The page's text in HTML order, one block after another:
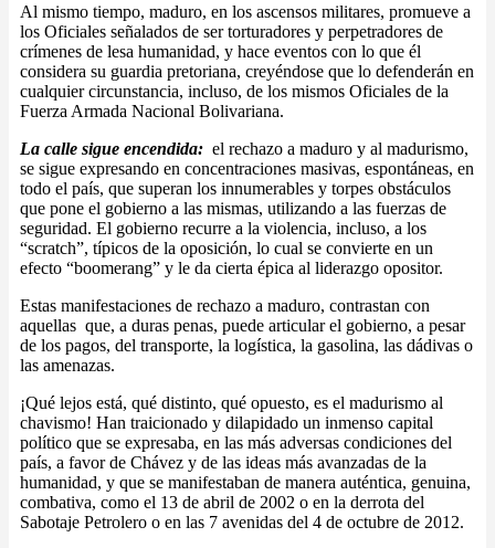
Al mismo tiempo, maduro, en los ascensos militares, promueve a
los Oficiales señalados de ser torturadores y perpetradores de
crímenes de lesa humanidad, y hace eventos con lo que él
considera su guardia pretoriana, creyéndose que lo defenderán en
cualquier circunstancia, incluso, de los mismos Oficiales de la
Fuerza Armada Nacional Bolivariana.
La calle sigue encendida: el rechazo a maduro y al madurismo,
se sigue expresando en concentraciones masivas, espontáneas, en
todo el país, que superan los innumerables y torpes obstáculos
que pone el gobierno a las mismas, utilizando a las fuerzas de
seguridad. El gobierno recurre a la violencia, incluso, a los
“scratch”, típicos de la oposición, lo cual se convierte en un
efecto “boomerang” y le da cierta épica al liderazgo opositor.
Estas manifestaciones de rechazo a maduro, contrastan con
aquellas que, a duras penas, puede articular el gobierno, a pesar
de los pagos, del transporte, la logística, la gasolina, las dádivas o
las amenazas.
¡Qué lejos está, qué distinto, qué opuesto, es el madurismo al
chavismo! Han traicionado y dilapidado un inmenso capital
político que se expresaba, en las más adversas condiciones del
país, a favor de Chávez y de las ideas más avanzadas de la
humanidad, y que se manifestaban de manera auténtica, genuina,
combativa, como el 13 de abril de 2002 o en la derrota del
Sabotaje Petrolero o en las 7 avenidas del 4 de octubre de 2012.